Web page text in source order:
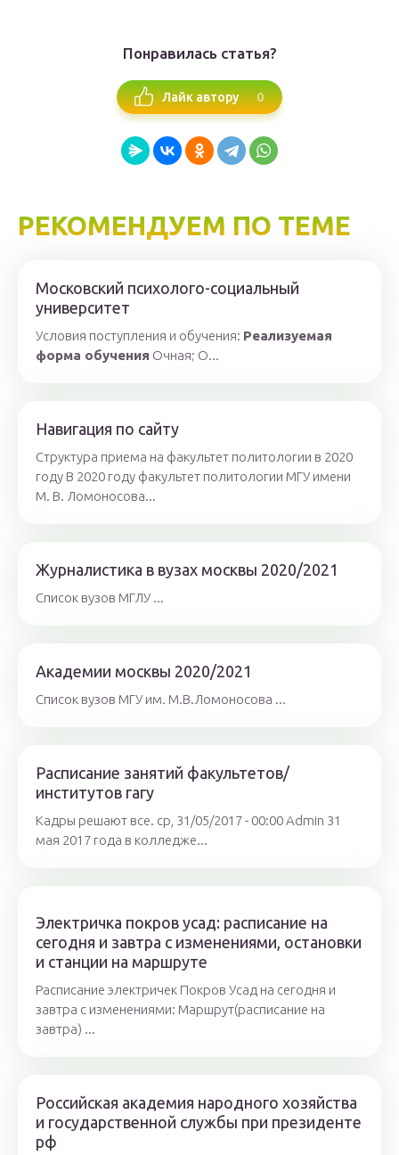
Понравилась статья?
Лайк автору 0
РЕКОМЕНДУЕМ ПО ТЕМЕ
Московский психолого-социальный
университет
Условия поступления и обучения: Реализуемая
форма обучения Очная; О...
Навигация по сайту
Структура приема на факультет политологии в 2020
году В 2020 году факультет политологии МГУ имени
М. В. Ломоносова...
Журналистика в вузах москвы 2020/2021
Список вузов МГЛУ ...
Академии москвы 2020/2021
Список вузов МГУ им. М.В.Ломоносова ...
Расписание занятий факультетов/
институтов гагу
Кадры решают все. ср, 31/05/2017 - 00:00 Admin 31
мая 2017 года в колледже...
Электричка покров усад: расписание на
сегодня и завтра с изменениями, остановки
и станции на маршруте
Расписание электричек Покров Усад на сегодня и
завтра с изменениями: Маршрут(расписание на
завтра) ...
Российская академия народного хозяйства
и государственной службы при президенте
рф